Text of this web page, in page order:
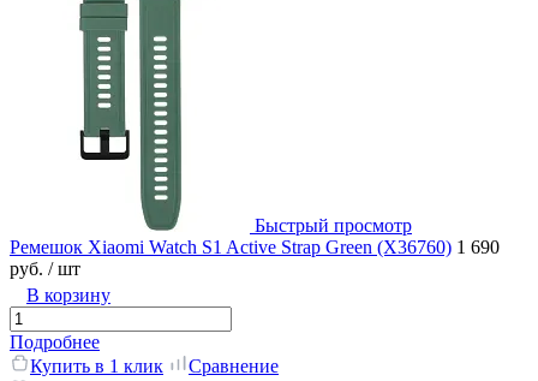
Быстрый просмотр
Ремешок Xiaomi Watch S1 Active Strap Green (X36760) 1 690
руб. / шт
В корзину
Подробнее
Купить в 1 клик
Сравнение